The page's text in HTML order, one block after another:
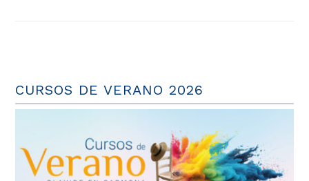
CURSOS DE VERANO 2026